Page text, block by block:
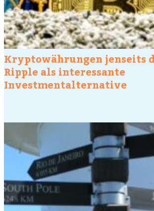
Kryptowährungen jenseits
Ripple als interessante
Investmentalternative